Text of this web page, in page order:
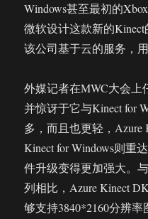
Windows甚至最初的
微软设计这款新的
该公司基于云的服务，
外媒记者在MWC大会上
并惊讶于它与Kinect for
多，而且也更轻，Azure
Kinect for Windows则重
件升级变得更加强大。
列相比，Azure Kinect
够支持3840*2160分辨率